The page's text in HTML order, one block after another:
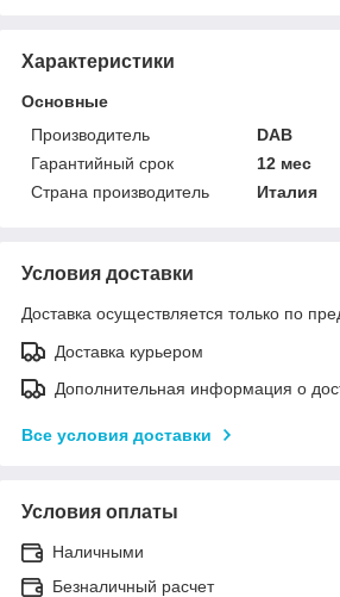
Характеристики
Основные
Производитель
DAB
Гарантийный срок
12 мес
Страна производитель
Италия
Условия доставки
Доставка осуществляется только по
Доставка курьером
Дополнительная информация о
Все условия доставки
Условия оплаты
Наличными
Безналичный расчет